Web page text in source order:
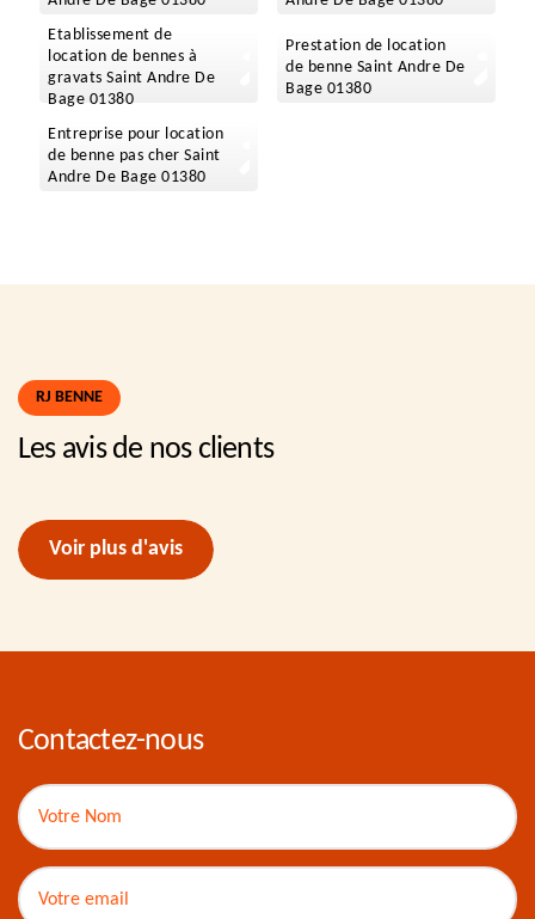
Etablissement de
location de bennes à
gravats Saint Andre De
Bage 01380
Prestation de location
de benne Saint Andre De
Bage 01380
Entreprise pour location
de benne pas cher Saint
Andre De Bage 01380
RJ BENNE
Les avis de nos clients
Voir plus d'avis
Contactez-nous